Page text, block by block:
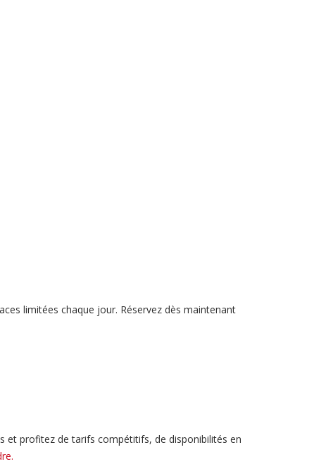
limitées chaque jour. Réservez dès maintenant
et profitez de tarifs compétitifs, de disponibilités en